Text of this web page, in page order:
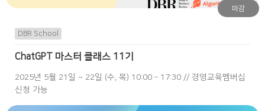
마감
DBR School
ChatGPT 마스터 클래스 11기
2025년 5월 21일 ~ 22일 (수, 목) 10:00 – 17:30 // 경영교육멤버십
신청 가능